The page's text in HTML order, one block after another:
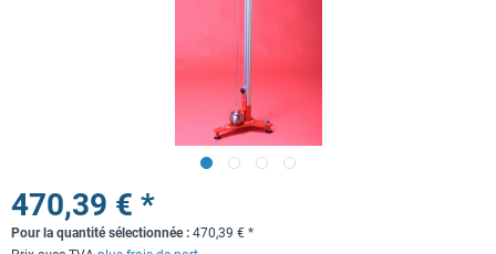
470,39 € *
Pour la quantité sélectionnée : 470,39 € *